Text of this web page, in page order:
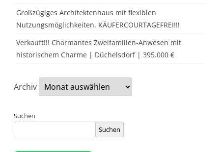
Großzügiges Architektenhaus mit flexiblen
Nutzungsmöglichkeiten. KÄUFERCOURTAGEFREI!!!
Verkauft!!! Charmantes Zweifamilien-Anwesen mit
historischem Charme | Düchelsdorf | 395.000 €
Archiv
Suchen
Suchen